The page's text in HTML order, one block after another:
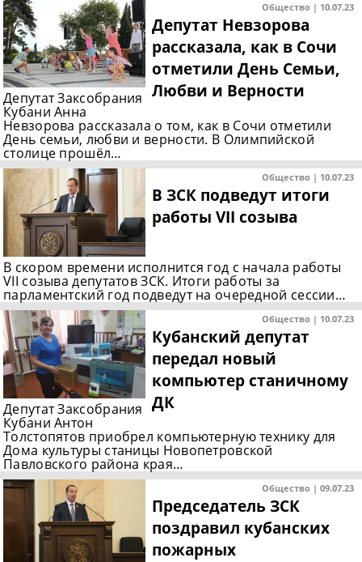
Общество | 10.07.23
Депутат Невзорова
рассказала, как в Сочи
отметили День Семьи,
Любви и Верности
Депутат Заксобрания
Кубани Анна
Невзорова рассказала о том, как в Сочи отметили
День семьи, любви и верности. В Олимпийской
столице прошёл…
Общество | 10.07.23
В ЗСК подведут итоги
работы VII созыва
В скором времени исполнится год с начала работы
VII созыва депутатов ЗСК. Итоги работы за
парламентский год подведут на очередной сессии…
Общество | 10.07.23
Кубанский депутат
передал новый
компьютер станичному
ДК
Депутат Заксобрания
Кубани Антон
Толстопятов приобрел компьютерную технику для
Дома культуры станицы Новопетровской
Павловского района края…
Общество | 09.07.23
Председатель ЗСК
поздравил кубанских
пожарных